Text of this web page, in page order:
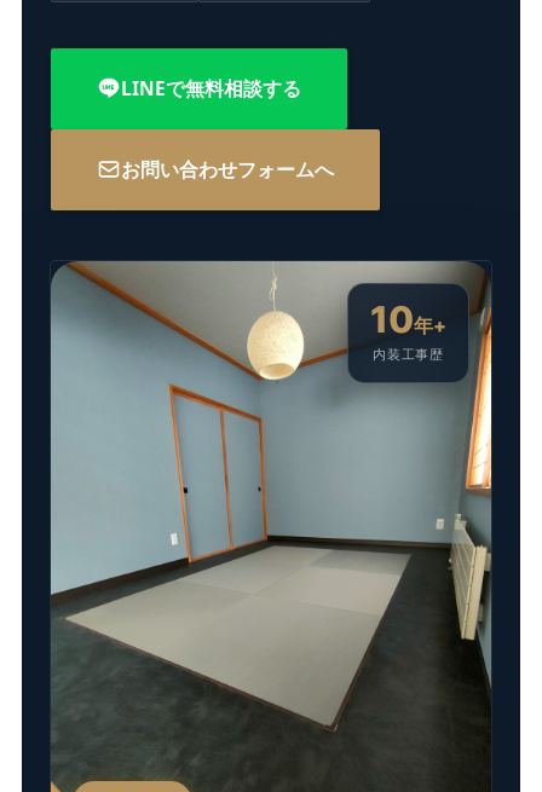
LINEで無料相談する
お問い合わせフォームへ
10年+
内装工事歴